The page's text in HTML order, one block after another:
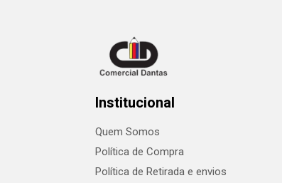
Institucional
Quem Somos
Política de Compra
Política de Retirada e envios